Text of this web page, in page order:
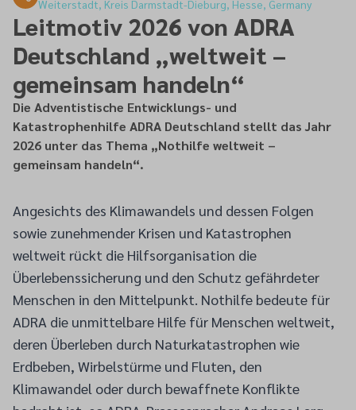
Weiterstadt, Kreis Darmstadt-Dieburg, Hesse, Germany
Leitmotiv 2026 von ADRA
Deutschland „weltweit –
gemeinsam handeln“
Die Adventistische Entwicklungs- und
Katastrophenhilfe ADRA Deutschland stellt das Jahr
2026 unter das Thema „Nothilfe weltweit –
gemeinsam handeln“.
Angesichts des Klimawandels und dessen Folgen
sowie zunehmender Krisen und Katastrophen
weltweit rückt die Hilfsorganisation die
Überlebenssicherung und den Schutz gefährdeter
Menschen in den Mittelpunkt. Nothilfe bedeute für
ADRA die unmittelbare Hilfe für Menschen weltweit,
deren Überleben durch Naturkatastrophen wie
Erdbeben, Wirbelstürme und Fluten, den
Klimawandel oder durch bewaffnete Konflikte